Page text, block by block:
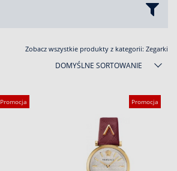
Zobacz wszystkie produkty z kategorii: Zegarki
DOMYŚLNE SORTOWANIE
Promocja Promocja